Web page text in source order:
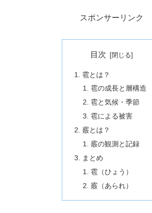
スポンサーリンク
目次
雹とは？
雹の成長と層構造
雹と気候・季節
雹による被害
霰とは？
霰の観測と記録
まとめ
雹（ひょう）
霰（あられ）